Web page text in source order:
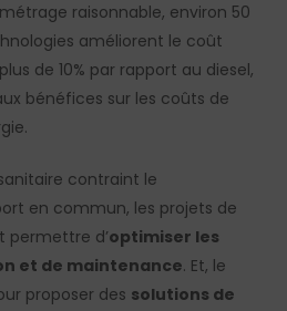
raisonnable, environ 50
améliorent le coût
de 10% par rapport au diesel,
bénéfices sur les coûts de
contraint le
en commun, les projets de
permettre d’optimiser les
et de maintenance. Et, le
proposer des solutions de